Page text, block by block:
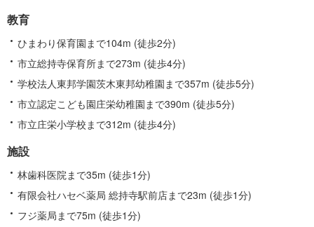
教育
ひまわり保育園まで104m (徒歩2分)
市立総持寺保育所まで273m (徒歩4分)
学校法人東邦学園茨木東邦幼稚園まで357m (徒歩5分)
市立認定こども園庄栄幼稚園まで390m (徒歩5分)
市立庄栄小学校まで312m (徒歩4分)
施設
林歯科医院まで35m (徒歩1分)
有限会社ハセベ薬局 総持寺駅前店まで23m (徒歩1分)
フジ薬局まで75m (徒歩1分)